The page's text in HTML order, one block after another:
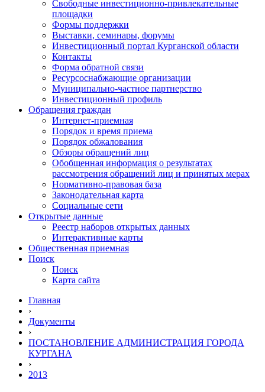
Свободные инвестиционно-привлекательные
площадки
Формы поддержки
Выставки, семинары, форумы
Инвестиционный портал Курганской области
Контакты
Форма обратной связи
Ресурсоснабжающие организации
Муниципально-частное партнерство
Инвестиционный профиль
Обращения граждан
Интернет-приемная
Порядок и время приема
Порядок обжалования
Обзоры обращений лиц
Обобщенная информация о результатах
рассмотрения обращений лиц и принятых мерах
Нормативно-правовая база
Законодательная карта
Социальные сети
Открытые данные
Реестр наборов открытых данных
Интерактивные карты
Общественная приемная
Поиск
Поиск
Карта сайта
Главная
›
Документы
›
ПОСТАНОВЛЕНИЕ АДМИНИСТРАЦИЯ ГОРОДА
КУРГАНА
›
2013